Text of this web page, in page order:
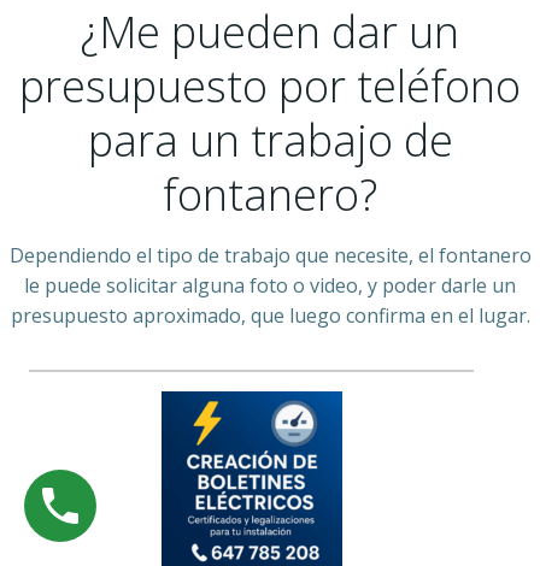
¿Me pueden dar un
presupuesto por teléfono
para un trabajo de
fontanero?
Dependiendo el tipo de trabajo que necesite, el fontanero
le puede solicitar alguna foto o video, y poder darle un
presupuesto aproximado, que luego confirma en el lugar.